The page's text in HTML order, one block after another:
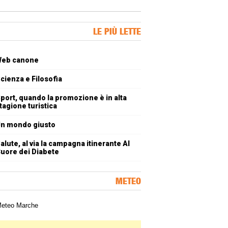
LE PIÙ LETTE
canone
e Filosofia
quando la promozione è in alta
turistica
mondo giusto
al via la campagna itinerante Al
dei Diabete
METEO
meteorologica delle Marche